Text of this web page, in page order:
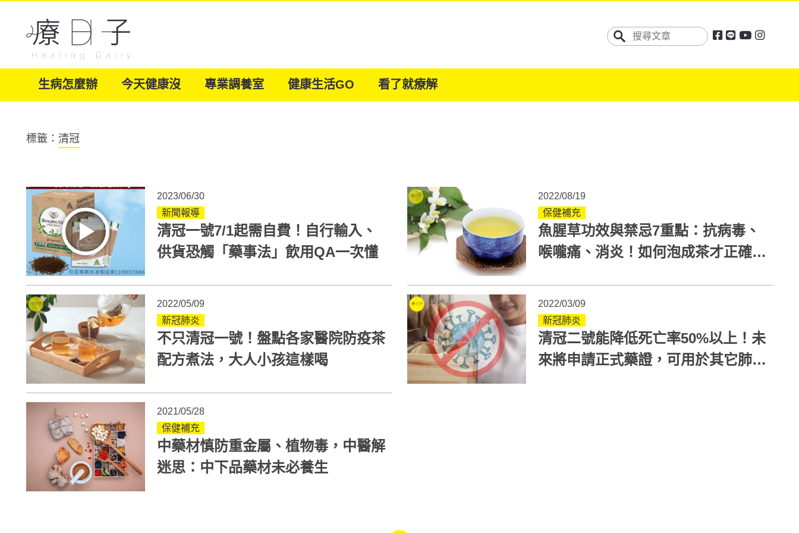
生病怎麼辦 今天健康沒 專業調養室 健康生活GO 看了就療解
標籤： 清冠
2023/06/30
新聞報導
清冠一號7/1起需自費！自行輸入、
供貨恐觸「藥事法」飲用QA一次懂
2022/08/19
保健補充
魚腥草功效與禁忌7重點：抗病毒、
喉嚨痛、消炎！如何泡成茶才正確？
2022/05/09
新冠肺炎
不只清冠一號！盤點各家醫院防疫茶
配方煮法，大人小孩這樣喝
2022/03/09
新冠肺炎
清冠二號能降低死亡率50%以上！未
來將申請正式藥證，可用於其它肺部
2021/05/28
保健補充
中藥材慎防重金屬、植物毒，中醫解
迷思：中下品藥材未必養生